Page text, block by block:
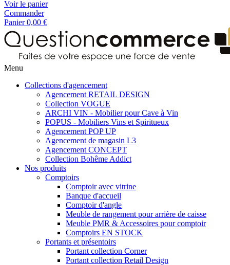
Voir le panier
Commander
Panier 0,00 €
Menu
Collections d'agencement
Agencement RETAIL DESIGN
Collection VOGUE
ARCHI VIN - Mobilier pour Cave à Vin
POPUS - Mobiliers Vins et Spiritueux
Agencement POP UP
Agencement de magasin L3
Agencement CONCEPT
Collection Bohême Addict
Nos produits
Comptoirs
Comptoir avec vitrine
Banque d'accueil
Comptoir d'angle
Meuble de rangement pour arrière de caisse
Meuble PMR & Accessoires pour comptoir
Comptoirs EN STOCK
Portants et présentoirs
Portant collection Corner
Portant collection Retail Design